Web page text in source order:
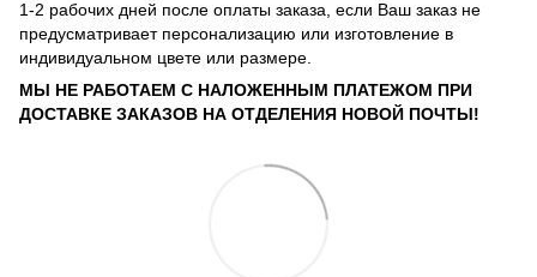
1-2 рабочих дней после оплаты заказа, если Ваш заказ не
предусматривает персонализацию или изготовление в
индивидуальном цвете или размере.
МЫ НЕ РАБОТАЕМ С НАЛОЖЕННЫМ ПЛАТЕЖОМ ПРИ
ДОСТАВКЕ ЗАКАЗОВ НА ОТДЕЛЕНИЯ НОВОЙ ПОЧТЫ!